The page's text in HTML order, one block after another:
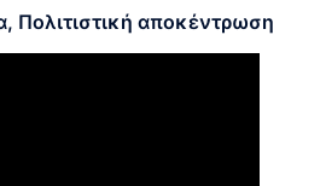
Πολιτιστική αποκέντρωση